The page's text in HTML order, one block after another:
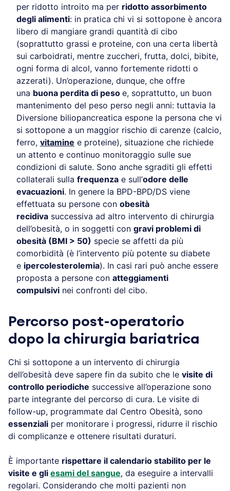
per ridotto introito ma per ridotto assorbimento
degli alimenti: in pratica chi vi si sottopone è ancora
libero di mangiare grandi quantità di cibo
(soprattutto grassi e proteine, con una certa libertà
sui carboidrati, mentre zuccheri, frutta, dolci, bibite,
ogni forma di alcol, vanno fortemente ridotti o
azzerati). Un’operazione, dunque, che offre
una buona perdita di peso e, soprattutto, un buon
mantenimento del peso perso negli anni: tuttavia la
Diversione biliopancreatica espone la persona che vi
si sottopone a un maggior rischio di carenze (calcio,
ferro, vitamine e proteine), situazione che richiede
un attento e continuo monitoraggio sulle sue
condizioni di salute. Sono anche sgraditi gli effetti
collaterali sulla frequenza e sull’odore delle
evacuazioni. In genere la BPD-BPD/DS viene
effettuata su persone con obesità
recidiva successiva ad altro intervento di chirurgia
dell’obesità, o in soggetti con gravi problemi di
obesità (BMI > 50) specie se affetti da più
comorbidità (è l’intervento più potente su diabete
e ipercolesterolemia). In casi rari può anche essere
proposta a persone con atteggiamenti
compulsivi nei confronti del cibo.
Percorso post-operatorio
dopo la chirurgia bariatrica
Chi si sottopone a un intervento di chirurgia
dell’obesità deve sapere fin da subito che le visite di
controllo periodiche successive all’operazione sono
parte integrante del percorso di cura. Le visite di
follow-up, programmate dal Centro Obesità, sono
essenziali per monitorare i progressi, ridurre il rischio
di complicanze e ottenere risultati duraturi.
È importante rispettare il calendario stabilito per le
visite e gli esami del sangue, da eseguire a intervalli
regolari. Considerando che molti pazienti non